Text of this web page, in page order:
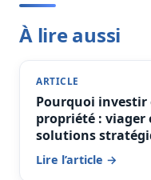
À lire aussi
ARTICLE
Pourquoi investir
propriété : viager
solutions
Lire l’article →